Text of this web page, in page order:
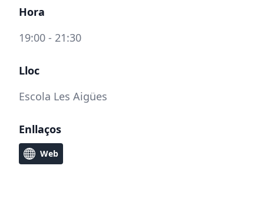
Hora
19:00 - 21:30
Lloc
Escola Les Aigües
Enllaços
Web